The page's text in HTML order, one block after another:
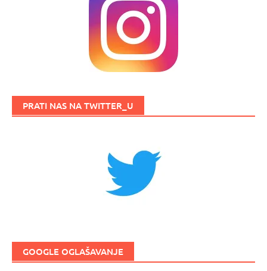
PRATI NAS NA TWITTER_U
GOOGLE OGLAŠAVANJE